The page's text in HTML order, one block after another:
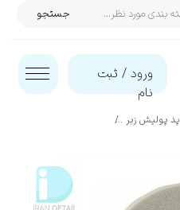
ورود / ثبت
نام
جستجو
پد پولیش زبر